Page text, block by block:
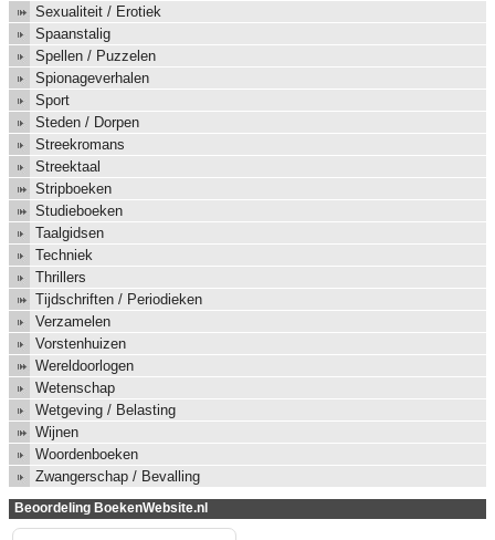
Sexualiteit / Erotiek
Spaanstalig
Spellen / Puzzelen
Spionageverhalen
Sport
Steden / Dorpen
Streekromans
Streektaal
Stripboeken
Studieboeken
Taalgidsen
Techniek
Thrillers
Tijdschriften / Periodieken
Verzamelen
Vorstenhuizen
Wereldoorlogen
Wetenschap
Wetgeving / Belasting
Wijnen
Woordenboeken
Zwangerschap / Bevalling
Beoordeling BoekenWebsite.nl